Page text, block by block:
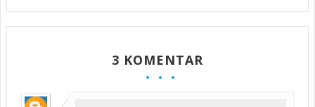
3 KOMENTAR